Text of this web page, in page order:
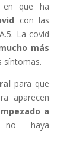
en que ha
con las
La covid
más
síntomas.
para que
aparecen
a
haya